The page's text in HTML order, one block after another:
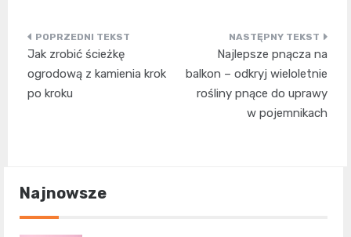
Nawigacja
wpisu
Jak zrobić ścieżkę
ogrodową z kamienia krok
po kroku
Najlepsze pnącza na
balkon – odkryj wieloletnie
rośliny pnące do uprawy
w pojemnikach
Najnowsze